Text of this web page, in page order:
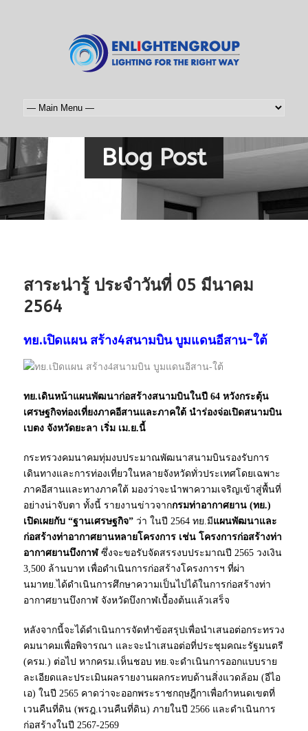
Blog Post
สาระน่ารู้ ประจำวันที่ 05 มีนาคม
2564
ทย.เปิดแผน สร้าง4สนามบิน บูมแดนอีสาน-ใต้
ทย.เดินหน้าแผนพัฒนาก่อสร้างสนามบินในปี 64 หวังกระตุ้น
เศรษฐกิจท่องเที่ยงภาคอีสานและภาคใต้ นำร่องจ่อเปิดสนามบิน
เบตง จังหวัดยะลา เริ่ม เม.ย.นี้
กระทรวงคมนาคมทุ่มงบประมาณพัฒนาสนามบินรองรับการ
เดินทางและการท่องเที่ยวในหลายจังหวัดทั่วประเทศโดยเฉพาะ
ภาคอีสานและทางภาคใต้ มองว่าจะนำพาความเจริญเข้าสู่พื้นที่
อย่างน่าจับตา ทั้งนี้ รายงานข่าวจากกรมท่าอากาศยาน (ทย.)
เปิดเผยกับ “ฐานเศรษฐกิจ” ว่า ในปี 2564 ทย.มีแผนพัฒนาและ
ก่อสร้างท่าอากาศยานหลายโครงการ เช่น โครงการก่อสร้างท่า
อากาศยานบึงกาฬ ซึ่งจะขอรับจัดสรรงบประมาณปี 2565 วงเงิน
3,500 ล้านบาท เพื่อดำเนินการก่อสร้างโครงการฯ ที่ผ่า
นมาทย.ได้ดำเนินการศึกษาความเป็นไปได้ในการก่อสร้างท่า
อากาศยานบึงกาฬ จังหวัดบึงกาฬเบื้องต้นแล้วเสร็จ
หลังจากนี้จะได้ดำเนินการจัดทำข้อสรุปเพื่อนำเสนอต่อกระทรวง
คมนาคมเพื่อพิจารณา และจะนำเสนอต่อที่ประชุมคณะรัฐมนตรี
(ครม.) ต่อไป หากครม.เห็นชอบ ทย.จะดำเนินการออกแบบราย
ละเอียดและประเมินผลรายงานผลกระทบด้านสิ่งแวดล้อม (อีไอ
เอ) ในปี 2565 คาดว่าจะออกพระราชกฤษฎีกาเพื่อกำหนดเขตที่
เวนคืนที่ดิน (พรฎ.เวนคืนที่ดิน) ภายในปี 2566 และดำเนินการ
ก่อสร้างในปี 2567-2569